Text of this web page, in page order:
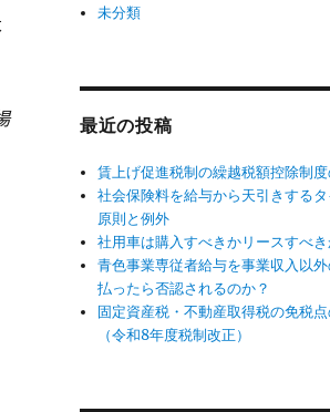
未分類
最近の投稿
賃上げ促進税制の繰越税額控除制
社会保険料を給与から天引きする
原則と例外
社用車は購入すべきかリースすべき
青色事業専従者給与を事業収入以
払ったら否認されるのか？
固定資産税・不動産取得税の免税
（令和8年度税制改正）